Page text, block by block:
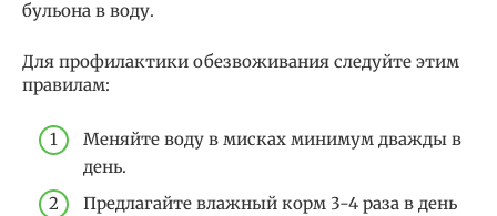
бульона в воду.
Для профилактики обезвоживания следуйте этим
правилам:
Меняйте воду в мисках минимум дважды в
день.
Предлагайте влажный корм 3-4 раза в день